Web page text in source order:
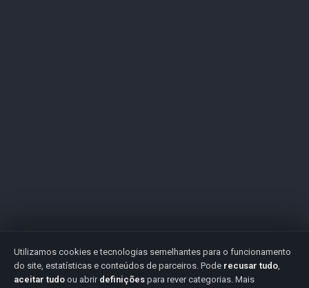
Utilizamos cookies e tecnologias semelhantes para o funcionamento
do site, estatísticas e conteúdos de parceiros. Pode recusar tudo,
aceitar tudo ou abrir definições para rever categorias. Mais